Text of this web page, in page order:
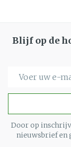
Blijf op de
Door op
nieuwsbrief en